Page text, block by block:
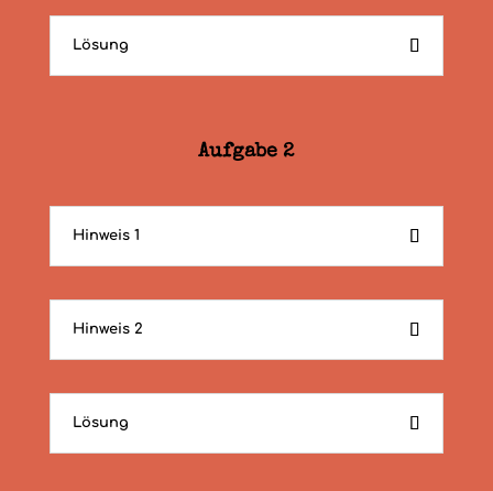
Lösung
Aufgabe 2
Hinweis 1
Hinweis 2
Lösung